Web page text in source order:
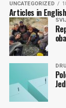
UNCATEGORIZED
Articles in English